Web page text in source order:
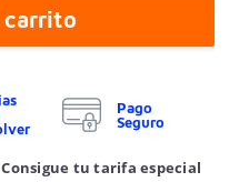
carrito
Pago
Seguro
tu tarifa especial